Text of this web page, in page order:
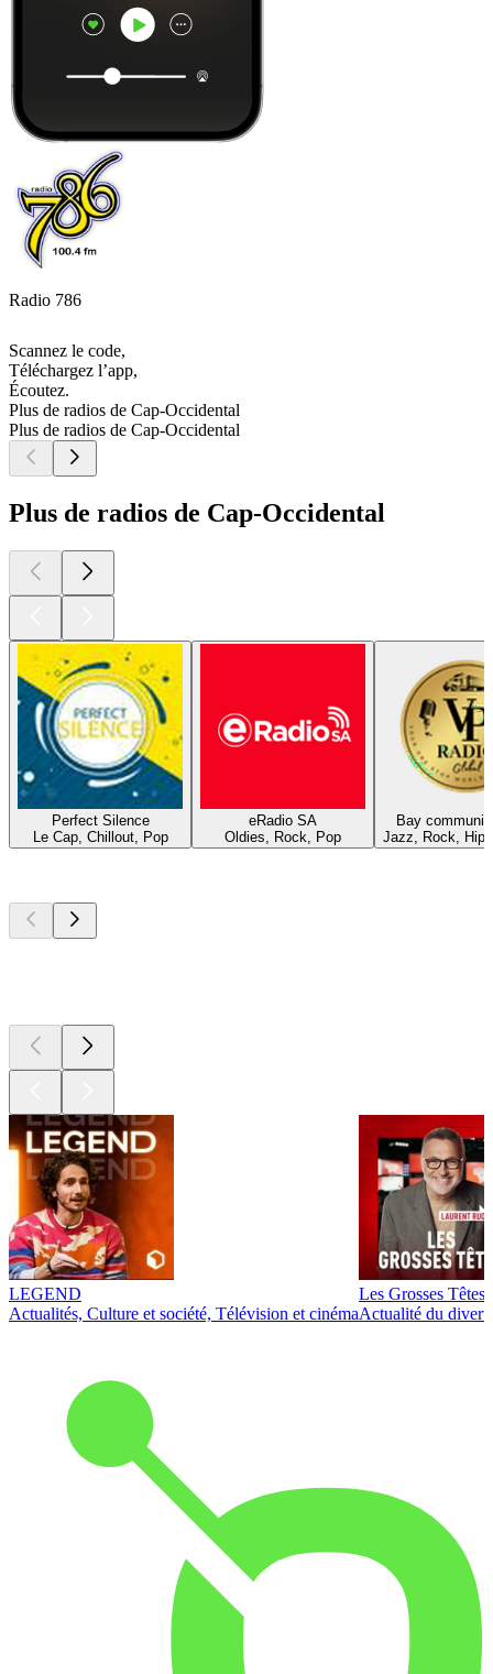
Radio 786
Scannez le code,
Téléchargez l’app,
Écoutez.
Plus de radios de Cap-Occidental
Plus de radios de Cap-Occidental
Plus de radios de Cap-Occidental
Perfect Silence
Le Cap, Chillout, Pop
eRadio SA
Oldies, Rock, Pop
Bay
Jazz, Rock, Hip
LEGEND
Actualités, Culture et société, Télévision et cinéma
Les Grosses Têtes
Actualité du